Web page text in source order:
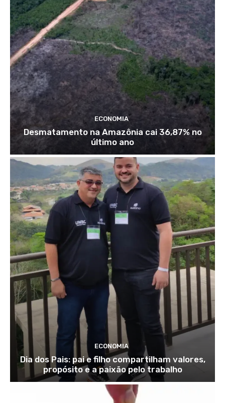
ECONOMIA
Desmatamento na Amazônia cai 36,87% no
último ano
ECONOMIA
Dia dos Pais: pai e filho compartilham valores,
propósito e a paixão pelo trabalho